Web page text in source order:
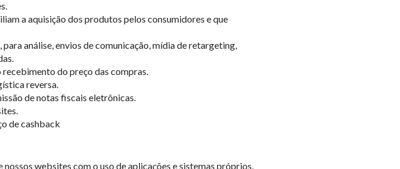
a aquisição dos produtos pelos consumidores e que
análise, envios de comunicação, mídia de retargeting,
do preço das compras.
reversa.
de notas fiscais eletrônicas.
de cashback
websites com o uso de aplicações e sistemas próprios,